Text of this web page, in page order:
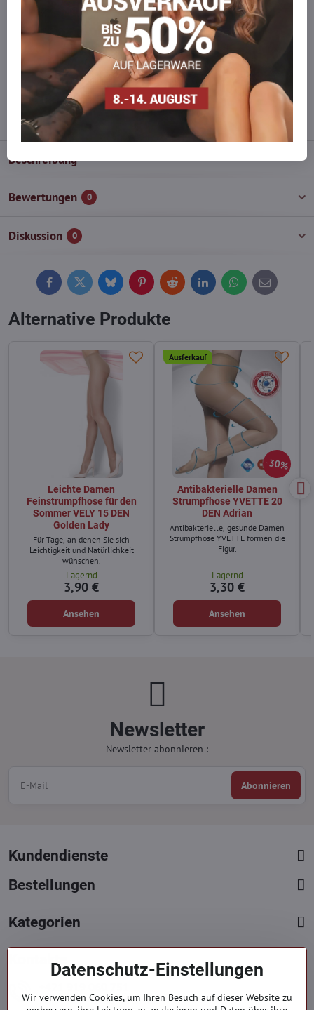
Möchten Sie mehr bestellen, als wir
auf Lager haben?
Zögern Sie nicht, uns zu kontaktieren, wir füllen die Ware für Sie
wieder auf!
info​@everlady​.eu
Beschreibung
Bewertungen 0
Diskussion 0
FacebookTwitterBlueskyPinterestReddit LinkedInWhatsApp
E-
mail
Alternative Produkte
Leichte Damen
Feinstrumpfhose für den
Sommer VELY 15 DEN
Golden Lady
Für Tage, an denen Sie sich
Leichtigkeit und Natürlichkeit
wünschen.
Lagernd
3,90 €
Ansehen
30%
Ausferkauf
Antibakterielle Damen
Strumpfhose YVETTE 20
DEN Adrian
Antibakterielle, gesunde Damen
Strumpfhose YVETTE formen die
Figur.
Lagernd
3,30 €
Ansehen
Newsletter
Newsletter abonnieren :
Abonnieren
Kundendienste
Bestellungen
Kategorien
Kontakte
Mont. - Freit. : 09:00 - 15:00 hod.
Datenschutz-Einstellungen
Wir verwenden Cookies, um Ihren Besuch auf dieser Website zu